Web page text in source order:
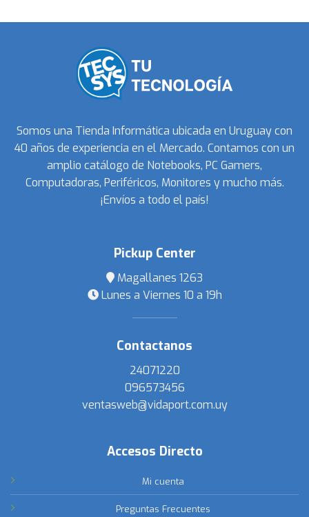
Somos una Tienda Informática ubicada en Uruguay con
40 años de experiencia en el Mercado. Contamos con un
amplio catálogo de Notebooks, PC Gamers,
Computadoras, Periféricos, Monitores y mucho más.
¡Envíos a todo el país!
Pickup Center
Magallanes 1263
Lunes a Viernes 10 a 19h
Contactanos
24071220
096573456
ventasweb@vidaport.com.uy
Accesos Directo
Mi cuenta
Preguntas Frecuentes